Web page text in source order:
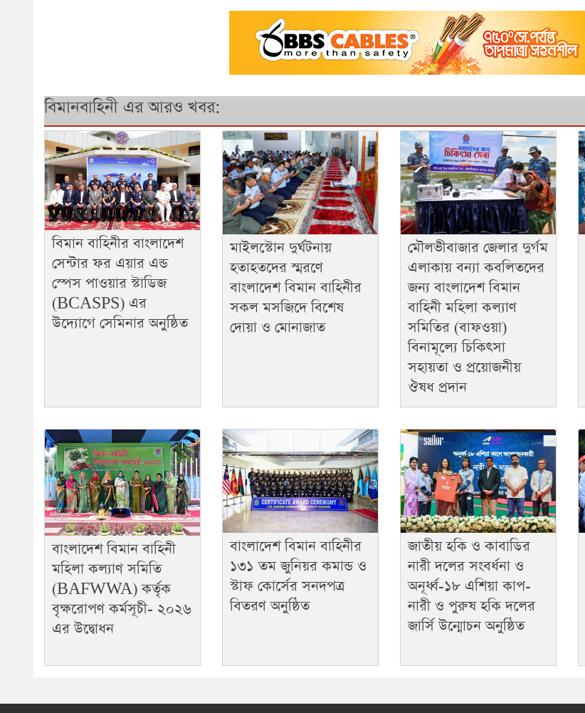
বিমানবাহিনী এর আরও খবর:
বিমান বাহিনীর বাংলাদেশ
সেন্টার ফর এয়ার এন্ড
স্পেস পাওয়ার স্টাডিজ
(BCASPS) এর
উদ্যোগে সেমিনার অনুষ্ঠিত
মাইলস্টোন দুর্ঘটনায়
হতাহতদের স্মরণে
বাংলাদেশ বিমান বাহিনীর
সকল মসজিদে বিশেষ
দোয়া ও মোনাজাত
মৌলভীবাজার জেলার দুর্গম
এলাকায় বন্যা কবলিতদের
জন্য বাংলাদেশ বিমান
বাহিনী মহিলা কল্যাণ
সমিতির (বাফওয়া)
বিনামূল্যে চিকিৎসা
সহায়তা ও প্রয়োজনীয়
ঔষধ প্রদান
বাংলাদেশ বিমান বাহিনী
মহিলা কল্যাণ সমিতি
(BAFWWA) কর্তৃক
বৃক্ষরোপণ কর্মসূচী- ২০২৬
এর উদ্বোধন
বাংলাদেশ বিমান বাহিনীর
১৩১ তম জুনিয়র কমান্ড ও
স্টাফ কোর্সের সনদপত্র
বিতরণ অনুষ্ঠিত
জাতীয় হকি ও কাবাডির
নারী দলের সংবর্ধনা ও
অনূর্ধ্ব-১৮ এশিয়া কাপ-
নারী ও পুরুষ হকি দলের
জার্সি উন্মোচন অনুষ্ঠিত